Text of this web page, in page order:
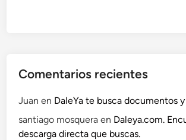
Comentarios recientes
Juan en DaleYa te busca documentos
santiago mosquera en Daleya.com.
descarga directa que buscas.